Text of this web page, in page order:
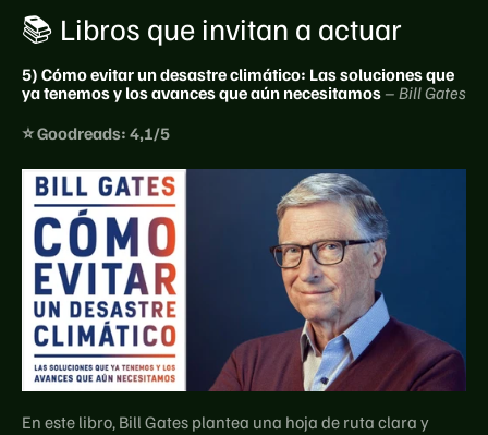
📚 Libros que invitan a actuar
5) Cómo evitar un desastre climático: Las soluciones que
ya tenemos y los avances que aún necesitamos – Bill Gates
⭐ Goodreads: 4,1/5
En este libro, Bill Gates plantea una hoja de ruta clara y